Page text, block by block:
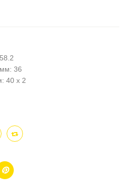
мм: 36
40 x 2